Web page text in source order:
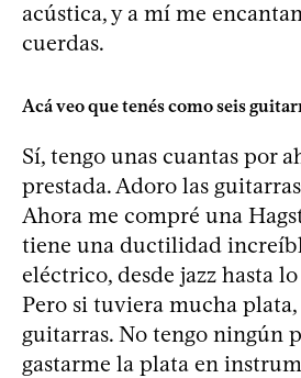
acústica, y a mí me
cuerdas.
Acá veo que tenés como seis
Sí, tengo unas cuantas por
prestada. Adoro las
Ahora me compré una
tiene una ductilidad
eléctrico, desde jazz hasta
Pero si tuviera mucha
guitarras. No tengo ningún
gastarme la plata en